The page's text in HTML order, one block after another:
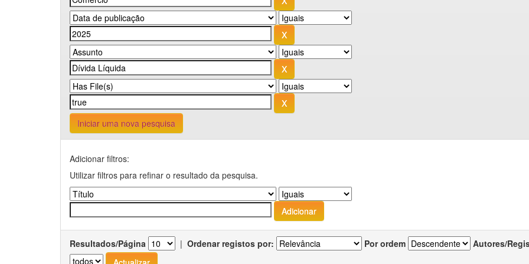
Iniciar uma nova pesquisa
Adicionar filtros:
Utilizar filtros para refinar o resultado da pesquisa.
Resultados/Página | Ordenar registos por: Por ordem Autores/